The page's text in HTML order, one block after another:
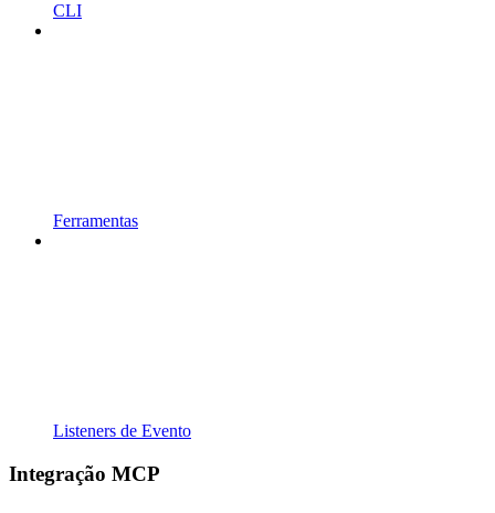
CLI
Ferramentas
Listeners de Evento
Integração MCP